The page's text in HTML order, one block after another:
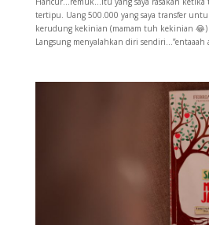
tertipu. Uang 500.000 yang saya transfer
kerudung kekinian (mamam tuh kekinian 😂)
Langsung menyalahkan diri sendiri…”entaaah